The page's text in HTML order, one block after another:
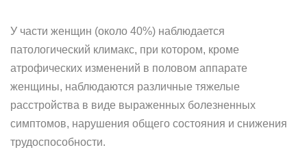
У части женщин (около 40%) наблюдается
патологический климакс, при котором, кроме
атрофических изменений в половом аппарате
женщины, наблюдаются различные тяжелые
расстройства в виде выраженных болезненных
симптомов, нарушения общего состояния и снижения
трудоспособности.